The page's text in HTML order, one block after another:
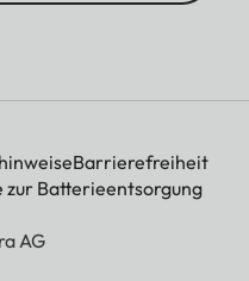
Barrierefreiheit
zur Batterieentsorgung
AG